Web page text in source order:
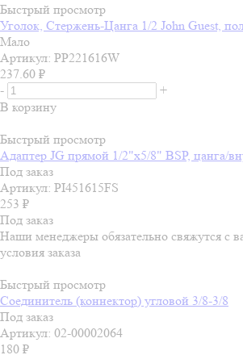
Быстрый просмотр
Уголок, Стержень-Цанга 1/2 John Guest,
Мало
Артикул: PP221616W
237.60 ₽
-
+
В корзину
Быстрый просмотр
Адаптер JG прямой 1/2"x5/8" BSP, цанга/
Под заказ
Артикул: PI451615FS
253 ₽
Под заказ
Наши менеджеры обязательно свяжутся с
условия заказа
Быстрый просмотр
Соединитель (коннектор) угловой 3/8-3/8
Под заказ
Артикул: 02-00002064
180 ₽